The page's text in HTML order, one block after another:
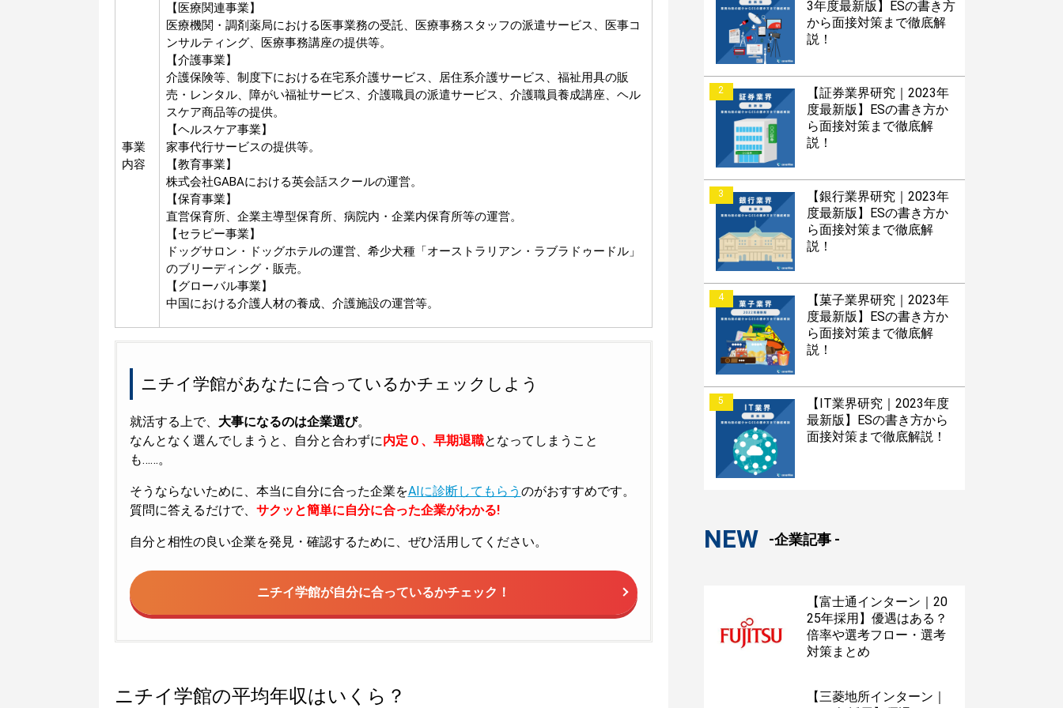
事業
内容
【医療関連事業】
医療機関・調剤薬局における医事業務の受託、医療事務スタッフの派遣サービス、医事コ
ンサルティング、医療事務講座の提供等。
【介護事業】
介護保険等、制度下における在宅系介護サービス、居住系介護サービス、福祉用具の販
売・レンタル、障がい福祉サービス、介護職員の派遣サービス、介護職員養成講座、ヘル
スケア商品等の提供。
【ヘルスケア事業】
家事代行サービスの提供等。
【教育事業】
株式会社GABAにおける英会話スクールの運営。
【保育事業】
直営保育所、企業主導型保育所、病院内・企業内保育所等の運営。
【セラピー事業】
ドッグサロン・ドッグホテルの運営、希少犬種「オーストラリアン・ラブラドゥードル」
のブリーディング・販売。
【グローバル事業】
中国における介護人材の養成、介護施設の運営等。
ニチイ学館があなたに合っているかチェックしよう
就活する上で、 大事になるのは企業選び。
なんとなく選んでしまうと、自分と合わずに内定０、早期退職となってしまうこと
も……。
そうならないために、本当に自分に合った企業をAIに診断してもらう のがおすすめです。
質問に答えるだけで、 サクッと簡単に自分に合った企業がわかる!
自分と相性の良い企業を発見・確認するために、ぜひ活用してください。
ニチイ学館が自分に合っているかチェック！
ニチイ学館の平均年収はいくら？
3年度最新版】ESの書き方
から面接対策まで徹底解
説！
2
【証券業界研究｜2023年
度最新版】ESの書き方か
ら面接対策まで徹底解
説！
3
【銀行業界研究｜2023年
度最新版】ESの書き方か
ら面接対策まで徹底解
説！
4
【菓子業界研究｜2023年
度最新版】ESの書き方か
ら面接対策まで徹底解
説！
5
【IT業界研究｜2023年度
最新版】ESの書き方から
面接対策まで徹底解説！
NEW -企業記事 -
【富士通インターン｜20
25年採用】優遇はある？
倍率や選考フロー・選考
対策まとめ
【三菱地所インターン｜